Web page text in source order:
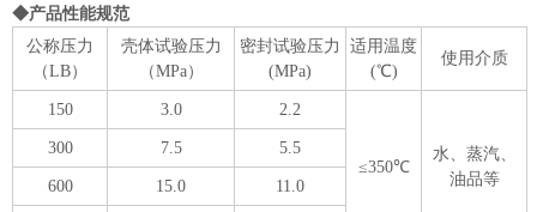
◆产品性能规范
公称压力
（LB）
壳体试验压力
（MPa）
密封试验压力
(MPa)
适用温度
(℃)
使用介质
150 3.0 2.2
≤350℃
水、蒸汽、
油品等
300 7.5 5.5
600 15.0 11.0